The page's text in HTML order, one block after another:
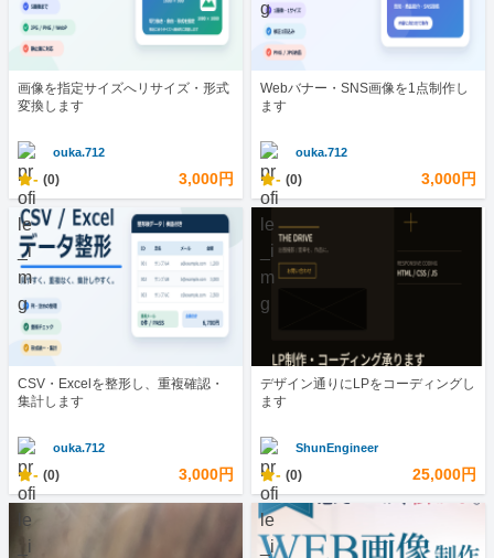
画像を指定サイズへリサイズ・形式
変換します
ouka.712
- (0) 3,000円
Webバナー・SNS画像を1点制作し
ます
ouka.712
- (0) 3,000円
CSV・Excelを整形し、重複確認・
集計します
ouka.712
- (0) 3,000円
デザイン通りにLPをコーディングし
ます
ShunEngineer
- (0) 25,000円